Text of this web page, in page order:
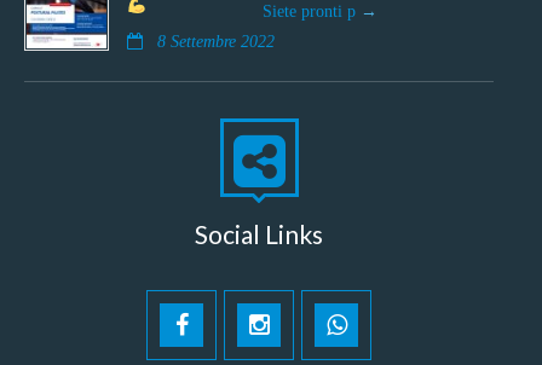
Siete pronti p
8 Settembre 2022
Social Links